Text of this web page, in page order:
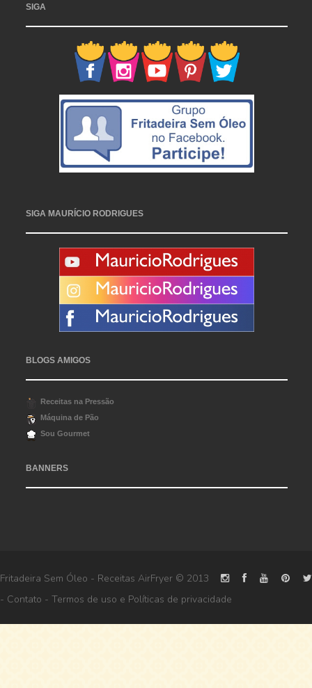
SIGA
SIGA MAURÍCIO RODRIGUES
BLOGS AMIGOS
Receitas na Pressão
Máquina de Pão
Sou Gourmet
BANNERS
Fritadeira Sem Óleo - Receitas AirFryer © 2013
- Contato - Termos de uso e Políticas de privacidade